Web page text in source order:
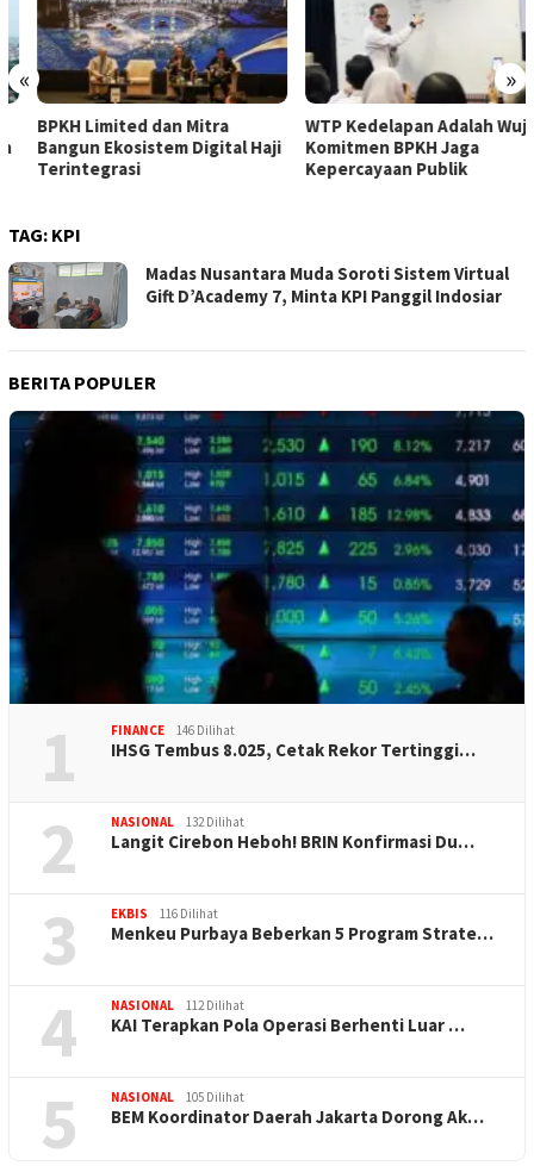
« »
BPKH Limited dan Mitra
Bangun Ekosistem Digital Haji
Terintegrasi
WTP Kedelapan Adalah Wujud
Komitmen BPKH Jaga
Kepercayaan Publik
TAG: KPI
Madas Nusantara Muda Soroti Sistem Virtual
Gift D’Academy 7, Minta KPI Panggil Indosiar
BERITA POPULER
1 FINANCE 146 Dilihat
IHSG Tembus 8.025, Cetak Rekor Tertinggi…
2 NASIONAL 132 Dilihat
Langit Cirebon Heboh! BRIN Konfirmasi Du…
3 EKBIS 116 Dilihat
Menkeu Purbaya Beberkan 5 Program Strate…
4 NASIONAL 112 Dilihat
KAI Terapkan Pola Operasi Berhenti Luar …
5 NASIONAL 105 Dilihat
BEM Koordinator Daerah Jakarta Dorong Ak…